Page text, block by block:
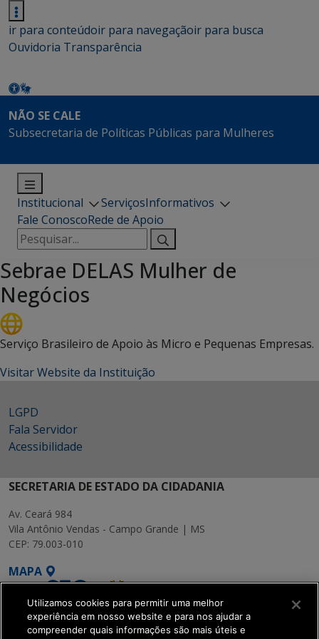
ir para conteúdoir para navegaçãoir para busca
Ouvidoria Transparência
NÃO SE CALE
Subsecretaria de Políticas Públicas para Mulheres
Institucional ServiçosInformativos
Fale ConoscoRede de Apoio
Pesquisar
por:
Sebrae DELAS Mulher de
Negócios
Serviço Brasileiro de Apoio às Micro e Pequenas Empresas.
Visitar Website da Instituição
LGPD
Fala Servidor
Acessibilidade
SECRETARIA DE ESTADO DA CIDADANIA
Av. Ceará 984
Vila Antônio Vendas - Campo Grande | MS
CEP: 79.003-010
MAPA
Utilizamos cookies para permitir uma melhor
experiência em nosso website e para nos ajudar a
compreender quais informações são mais úteis e